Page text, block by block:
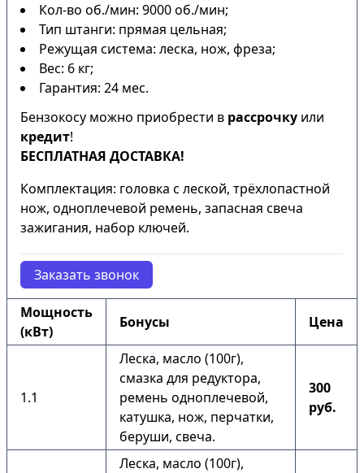
Кол-во об./мин: 9000 об./мин;
Тип штанги: прямая цельная;
Режущая система: леска, нож, фреза;
Вес: 6 кг;
Гарантия: 24 мес.
Бензокосу можно приобрести в рассрочку или
кредит!
БЕСПЛАТНАЯ ДОСТАВКА!
Комплектация: головка с леской, трёхлопастной
нож, одноплечевой ремень, запасная свеча
зажигания, набор ключей.
Заказать звонок
Мощность
(кВт)
Бонусы Цена
1.1
Леска, масло (100г),
смазка для редуктора,
ремень одноплечевой,
катушка, нож, перчатки,
беруши, свеча.
300
руб.
Леска, масло (100г),